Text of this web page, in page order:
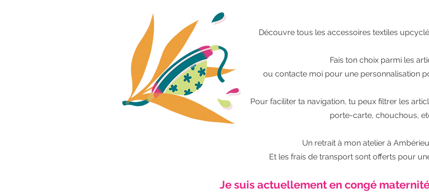
Découvre tous les accessoires textiles
Fais ton choix parmi les
ou contacte moi pour une personnalisation
Pour faciliter ta navigation, tu peux filtrer les
porte-carte, chouchous,
Un retrait à mon atelier à
Et les frais de transport sont offerts pour
Je suis actuellement en congé